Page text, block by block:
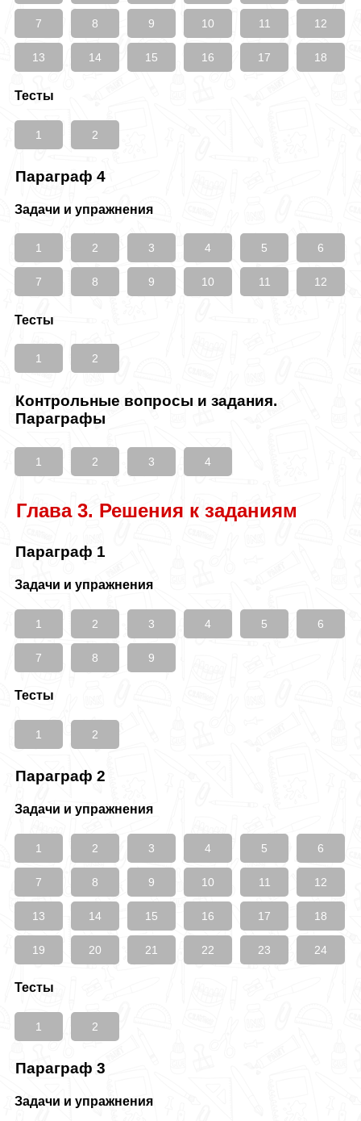
7 8 9 10 11 12
13 14 15 16 17 18
Тесты
1 2
Параграф 4
Задачи и упражнения
1 2 3 4 5 6
7 8 9 10 11 12
Тесты
1 2
Контрольные вопросы и задания.
Параграфы
1 2 3 4
Глава 3. Решения к заданиям
Параграф 1
Задачи и упражнения
1 2 3 4 5 6
7 8 9
Тесты
1 2
Параграф 2
Задачи и упражнения
1 2 3 4 5 6
7 8 9 10 11 12
13 14 15 16 17 18
19 20 21 22 23 24
Тесты
1 2
Параграф 3
Задачи и упражнения